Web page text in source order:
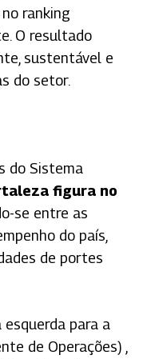
ranking
O resultado
sustentável e
do setor.
do Sistema
figura no
se entre as
do país,
de portes
esquerda para a
de Operações) ,